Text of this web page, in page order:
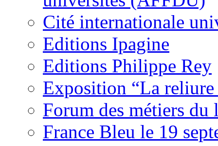
Cité internationale
Editions Ipagine
Editions Philippe Rey
Exposition “La reliure
Forum des métiers du
France Bleu le 19